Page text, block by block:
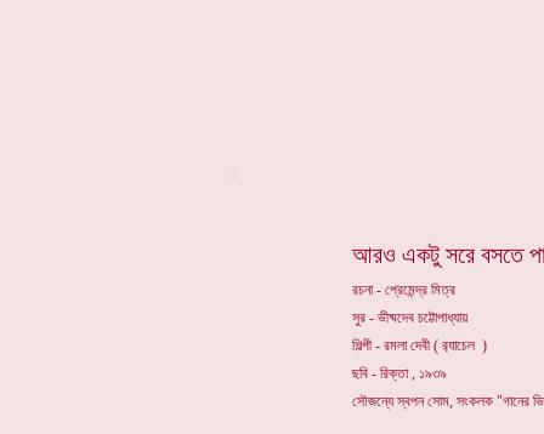
আরও একটু সরে বসতে
রচনা - প্রেমেন্দ্র মিত্র
সুর - ভীষ্মদেব চট্টোপাধ্যায়
শিল্পী - রমলা দেবী ( ব়্যাচেল )
ছবি - রিক্তা , ১৯৩৯
সৌজন্যে স্বপন সোম, সংকলক "গানের